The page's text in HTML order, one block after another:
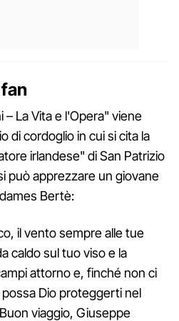
– La Vita e l'Opera" viene
di cordoglio in cui si cita la
irlandese" di San Patrizio
può apprezzare un giovane
Bertè:
il vento sempre alle tue
caldo sul tuo viso e la
attorno e, finché non ci
Dio proteggerti nel
viaggio, Giuseppe